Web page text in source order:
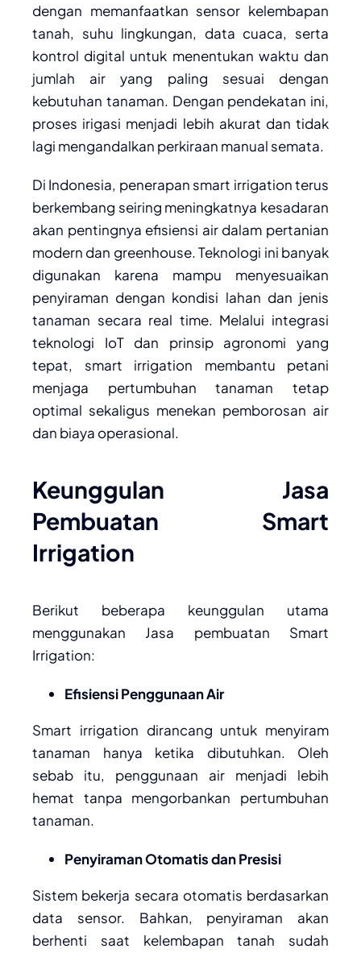
dengan memanfaatkan sensor kelembapan
tanah, suhu lingkungan, data cuaca, serta
kontrol digital untuk menentukan waktu dan
jumlah air yang paling sesuai dengan
kebutuhan tanaman. Dengan pendekatan ini,
proses irigasi menjadi lebih akurat dan tidak
lagi mengandalkan perkiraan manual semata.
Di Indonesia, penerapan smart irrigation terus
berkembang seiring meningkatnya kesadaran
akan pentingnya efisiensi air dalam pertanian
modern dan greenhouse. Teknologi ini banyak
digunakan karena mampu menyesuaikan
penyiraman dengan kondisi lahan dan jenis
tanaman secara real time. Melalui integrasi
teknologi IoT dan prinsip agronomi yang
tepat, smart irrigation membantu petani
menjaga pertumbuhan tanaman tetap
optimal sekaligus menekan pemborosan air
dan biaya operasional.
Keunggulan Jasa
Pembuatan Smart
Irrigation
Berikut beberapa keunggulan utama
menggunakan Jasa pembuatan Smart
Irrigation:
Efisiensi Penggunaan Air
Smart irrigation dirancang untuk menyiram
tanaman hanya ketika dibutuhkan. Oleh
sebab itu, penggunaan air menjadi lebih
hemat tanpa mengorbankan pertumbuhan
tanaman.
Penyiraman Otomatis dan Presisi
Sistem bekerja secara otomatis berdasarkan
data sensor. Bahkan, penyiraman akan
berhenti saat kelembapan tanah sudah